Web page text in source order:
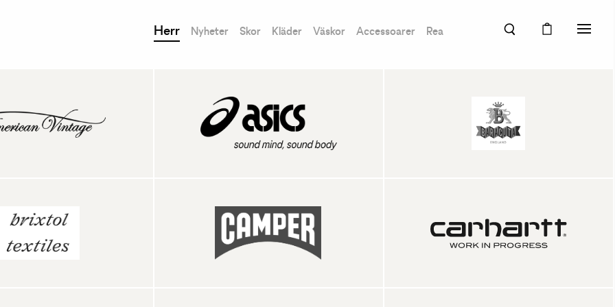
Herr Nyheter Skor Kläder Väskor Accessoarer Rea